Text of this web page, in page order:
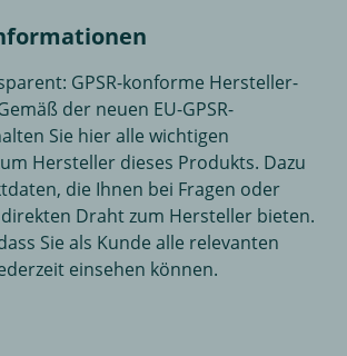
GPSR-konforme Hersteller-
der neuen EU-GPSR-
Sie hier alle wichtigen
Hersteller dieses Produkts. Dazu
die Ihnen bei Fragen oder
Draht zum Hersteller bieten.
Sie als Kunde alle relevanten
einsehen können.